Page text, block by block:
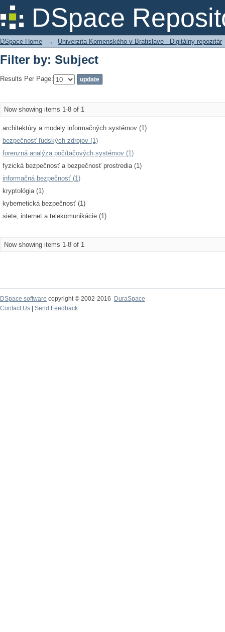
DSpace
Filter by: Subject
DSpace Home → Univerzita Komenského v Bratislave - Digitálny repozitár
Filter by: Subject
Results Per Page:
Now showing items 1-8 of 1
architektúry a modely informačných systémov (1)
bezpečnosť ľudských zdrojov (1)
forenzná analýza počítačových systémov (1)
fyzická bezpečnosť a bezpečnosť prostredia (1)
informačná bezpečnosť (1)
kryptológia (1)
kybernetická bezpečnosť (1)
siete, internet a telekomunikácie (1)
Now showing items 1-8 of 1
DSpace software copyright © 2002-2016
DuraSpace
Contact Us
Send Feedback